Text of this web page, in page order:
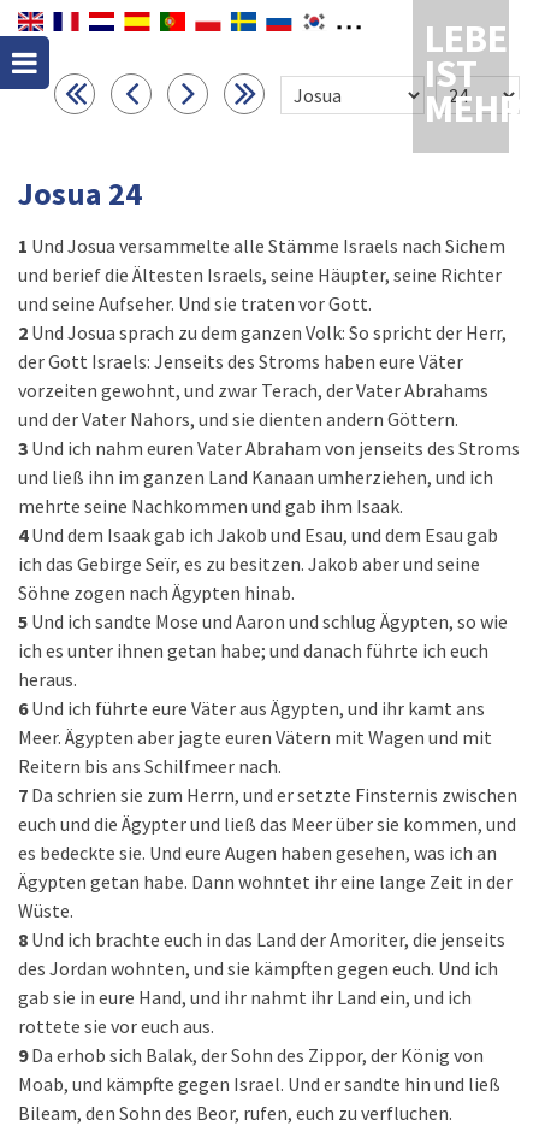
LEBEN
IST
MEHR
Josua 24
1 Und Josua versammelte alle Stämme Israels nach Sichem
und berief die Ältesten Israels, seine Häupter, seine Richter
und seine Aufseher. Und sie traten vor Gott.
2 Und Josua sprach zu dem ganzen Volk: So spricht der Herr,
der Gott Israels: Jenseits des Stroms haben eure Väter
vorzeiten gewohnt, und zwar Terach, der Vater Abrahams
und der Vater Nahors, und sie dienten andern Göttern.
3 Und ich nahm euren Vater Abraham von jenseits des Stroms
und ließ ihn im ganzen Land Kanaan umherziehen, und ich
mehrte seine Nachkommen und gab ihm Isaak.
4 Und dem Isaak gab ich Jakob und Esau, und dem Esau gab
ich das Gebirge Seïr, es zu besitzen. Jakob aber und seine
Söhne zogen nach Ägypten hinab.
5 Und ich sandte Mose und Aaron und schlug Ägypten, so wie
ich es unter ihnen getan habe; und danach führte ich euch
heraus.
6 Und ich führte eure Väter aus Ägypten, und ihr kamt ans
Meer. Ägypten aber jagte euren Vätern mit Wagen und mit
Reitern bis ans Schilfmeer nach.
7 Da schrien sie zum Herrn, und er setzte Finsternis zwischen
euch und die Ägypter und ließ das Meer über sie kommen, und
es bedeckte sie. Und eure Augen haben gesehen, was ich an
Ägypten getan habe. Dann wohntet ihr eine lange Zeit in der
Wüste.
8 Und ich brachte euch in das Land der Amoriter, die jenseits
des Jordan wohnten, und sie kämpften gegen euch. Und ich
gab sie in eure Hand, und ihr nahmt ihr Land ein, und ich
rottete sie vor euch aus.
9 Da erhob sich Balak, der Sohn des Zippor, der König von
Moab, und kämpfte gegen Israel. Und er sandte hin und ließ
Bileam, den Sohn des Beor, rufen, euch zu verfluchen.